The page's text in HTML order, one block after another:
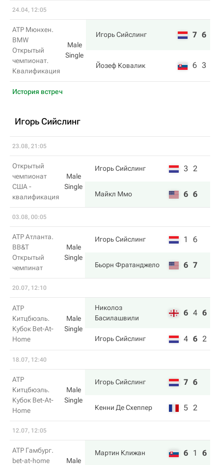
24.04, 12:05
ATP Мюнхен.
BMW
Открытый
чемпионат.
Квалификация
Male
Single
Игорь Сийслинг 7 6
Йозеф Ковалик 6 3
История встреч
Игорь Сийслинг
23.08, 21:05
Открытый
чемпионат
США -
квалификация
Male
Single
Игорь Сийслинг 3 2
Майкл Ммо 6 6
03.08, 00:05
ATP Атланта.
BB&T
Открытый
чемпинат
Male
Single
Игорь Сийслинг 1 6
Бьорн Фратанджело 6 7
20.07, 12:10
ATP
Китцбюэль.
Кубок Bet-At-
Home
Male
Single
Николоз
Басилашвили
6 4 6
Игорь Сийслинг 4 6 2
18.07, 12:40
ATP
Китцбюэль.
Кубок Bet-At-
Home
Male
Single
Игорь Сийслинг 7 6
Кенни Де Схеппер 5 2
12.07, 12:05
ATP Гамбург.
bet-at-home
Male
Мартин Клижан 6 1 6